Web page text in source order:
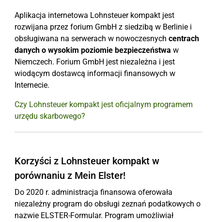
Aplikacja internetowa Lohnsteuer kompakt jest
rozwijana przez forium GmbH z siedzibą w Berlinie i
obsługiwana na serwerach w nowoczesnych centrach
danych o wysokim poziomie bezpieczeństwa w
Niemczech. Forium GmbH jest niezależna i jest
wiodącym dostawcą informacji finansowych w
Internecie.
Czy Lohnsteuer kompakt jest oficjalnym programem
urzędu skarbowego?
Korzyści z Lohnsteuer kompakt w
porównaniu z Mein Elster!
Do 2020 r. administracja finansowa oferowała
niezależny program do obsługi zeznań podatkowych o
nazwie ELSTER-Formular. Program umożliwiał